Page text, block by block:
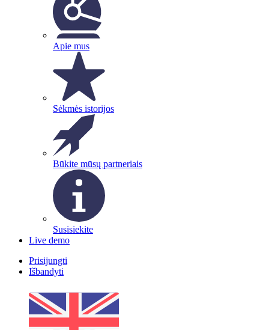
Apie mus
Sėkmės istorijos
Būkite mūsų partneriais
Susisiekite
Live demo
Prisijungti
Išbandyti